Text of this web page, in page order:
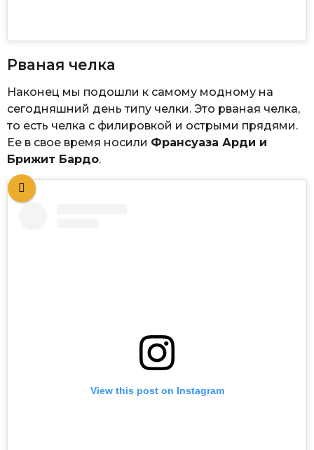
Рваная челка
Наконец мы подошли к самому модному на
сегодняшний день типу челки. Это рваная челка,
то есть челка с филировкой и острыми прядями.
Ее в свое время носили Франсуаза Арди и
Брижит Бардо.
View this post on Instagram